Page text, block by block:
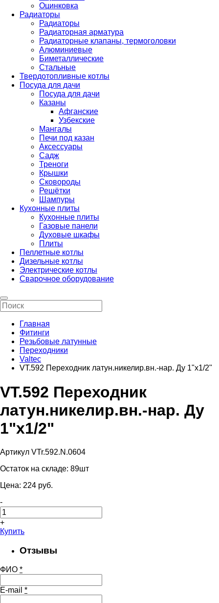
Оцинковка
Радиаторы
Радиаторы
Радиаторная арматура
Радиаторные клапаны, термоголовки
Алюминиевые
Биметаллические
Стальные
Твердотопливные котлы
Посуда для дачи
Посуда для дачи
Казаны
Афганские
Узбекские
Мангалы
Печи под казан
Аксессуары
Садж
Треноги
Крышки
Сковороды
Решётки
Шампуры
Кухонные плиты
Кухонные плиты
Газовые панели
Духовые шкафы
Плиты
Пеллетные котлы
Дизельные котлы
Электрические котлы
Сварочное оборудование
Главная
Фитинги
Резьбовые латунные
Переходники
Valtec
VT.592 Переходник латун.никелир.вн.-нар. Ду 1"х1/2"
VT.592 Переходник
латун.никелир.вн.-нар. Ду
1"х1/2"
Артикул VTr.592.N.0604
Остаток на складе: 89шт
Цена: 224 pуб.
-
+
Купить
Отзывы
ФИО *
E-mail *